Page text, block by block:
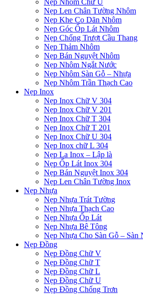
Nẹp Nhôm Chữ U
Nẹp Len Chân Tường Nhôm
Nẹp Khe Co Dãn Nhôm
Nẹp Góc Ốp Lát Nhôm
Nẹp Chống Trượt Cầu Thang
Nẹp Thảm Nhôm
Nẹp Bán Nguyệt Nhôm
Nẹp Nhôm Ngắt Nước
Nẹp Nhôm Sàn Gỗ – Nhựa
Nẹp Nhôm Trần Thạch Cao
Nẹp Inox
Nẹp Inox Chữ V 304
Nẹp Inox Chữ V 201
Nẹp Inox Chữ T 304
Nẹp Inox Chữ T 201
Nẹp Inox Chữ U 304
Nẹp Inox chữ L 304
Nẹp La Inox – Lập là
Nẹp Ốp Lát Inox 304
Nẹp Bán Nguyệt Inox 304
Nẹp Len Chân Tường Inox
Nẹp Nhựa
Nẹp Nhựa Trát Tường
Nẹp Nhựa Thạch Cao
Nẹp Nhựa Ốp Lát
Nẹp Nhựa Bê Tông
Nẹp Nhựa Cho Sàn Gỗ – Sàn
Nẹp Đồng
Nẹp Đồng Chữ V
Nẹp Đồng Chữ T
Nẹp Đồng Chữ L
Nẹp Đồng Chữ U
Nẹp Đồng Chống Trơn